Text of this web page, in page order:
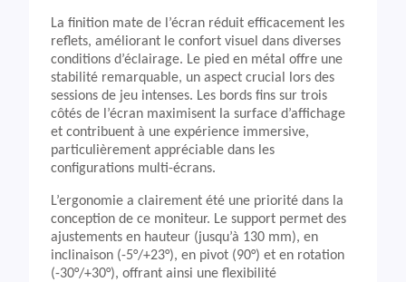
La finition mate de l’écran réduit efficacement les
reflets, améliorant le confort visuel dans diverses
conditions d’éclairage. Le pied en métal offre une
stabilité remarquable, un aspect crucial lors des
sessions de jeu intenses. Les bords fins sur trois
côtés de l’écran maximisent la surface d’affichage
et contribuent à une expérience immersive,
particulièrement appréciable dans les
configurations multi-écrans.
L’ergonomie a clairement été une priorité dans la
conception de ce moniteur. Le support permet des
ajustements en hauteur (jusqu’à 130 mm), en
inclinaison (-5°/+23°), en pivot (90°) et en rotation
(-30°/+30°), offrant ainsi une flexibilité